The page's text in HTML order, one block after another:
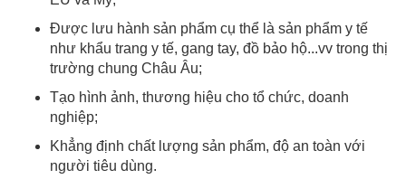
Được lưu hành sản phẩm cụ thể là sản phẩm y tế
như khẩu trang y tế, gang tay, đồ bảo hộ...vv trong thị
trường chung Châu Âu;
Tạo hình ảnh, thương hiệu cho tổ chức, doanh
nghiệp;
Khẳng định chất lượng sản phẩm, độ an toàn với
người tiêu dùng.